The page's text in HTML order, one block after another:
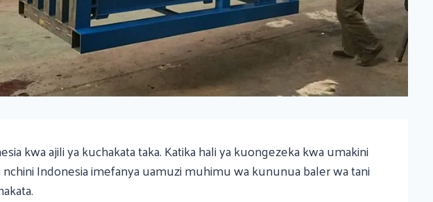
kwa ajili ya kuchakata taka. Katika hali ya kuongezeka kwa umakini
Indonesia imefanya uamuzi muhimu wa kununua baler wa tani